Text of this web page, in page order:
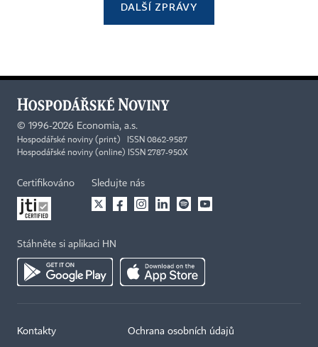
DALŠÍ ZPRÁVY
© 1996-2026 Economia, a.s.
Hospodářské noviny (print) ISSN 0862-9587
Hospodářské noviny (online) ISSN 2787-950X
Certifikováno Sledujte nás
Stáhněte si aplikaci HN
Kontakty Ochrana osobních údajů